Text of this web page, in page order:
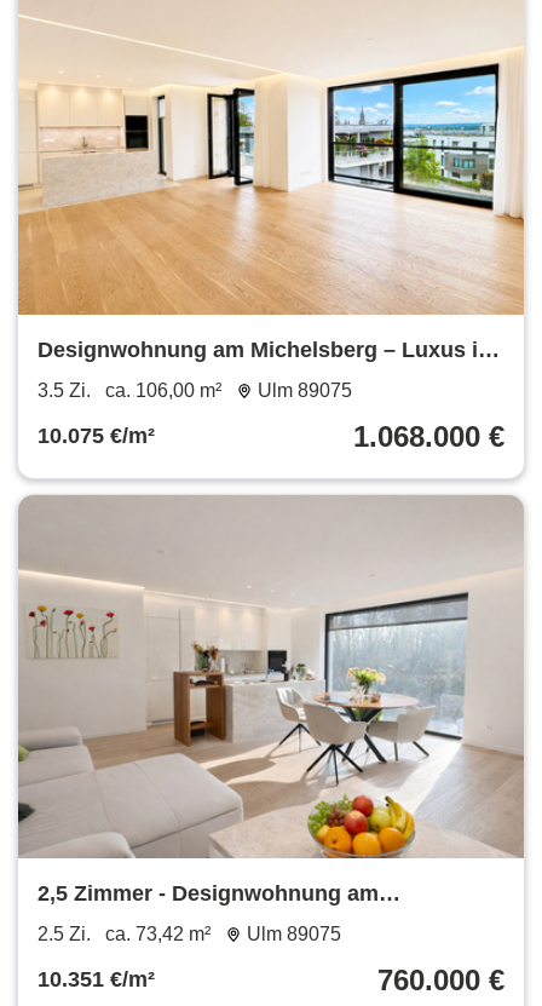
Designwohnung am Michelsberg – Luxus in
Bestlage von Ulm
3.5 Zi. ca. 106,00 m² Ulm 89075
10.075 €/m² 1.068.000 €
2,5 Zimmer - Designwohnung am
Michelsberg – Luxus in Bestlage von Ulm
2.5 Zi. ca. 73,42 m² Ulm 89075
10.351 €/m² 760.000 €